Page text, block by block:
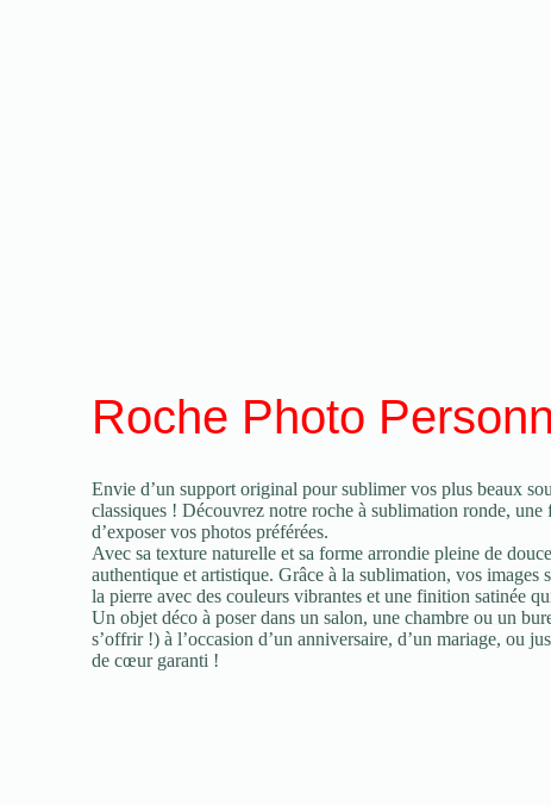
Roche Photo
Envie d’un support original pour sublimer vos plus beaux
classiques ! Découvrez notre roche à sublimation ronde, une
d’exposer vos photos préférées.
Avec sa texture naturelle et sa forme arrondie pleine de
authentique et artistique. Grâce à la sublimation, vos images
la pierre avec des couleurs vibrantes et une finition satinée
Un objet déco à poser dans un salon, une chambre ou un
s’offrir !) à l’occasion d’un anniversaire, d’un mariage, ou
de cœur garanti !